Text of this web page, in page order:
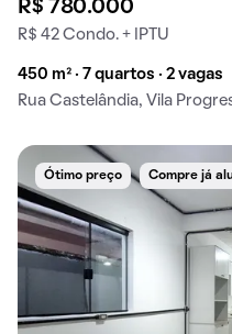
R$ 780.000
R$ 42 Condo. + IPTU
450 m² · 7 quartos · 2 vagas
Rua Castelândia, Vila
Ótimo preço Compre já